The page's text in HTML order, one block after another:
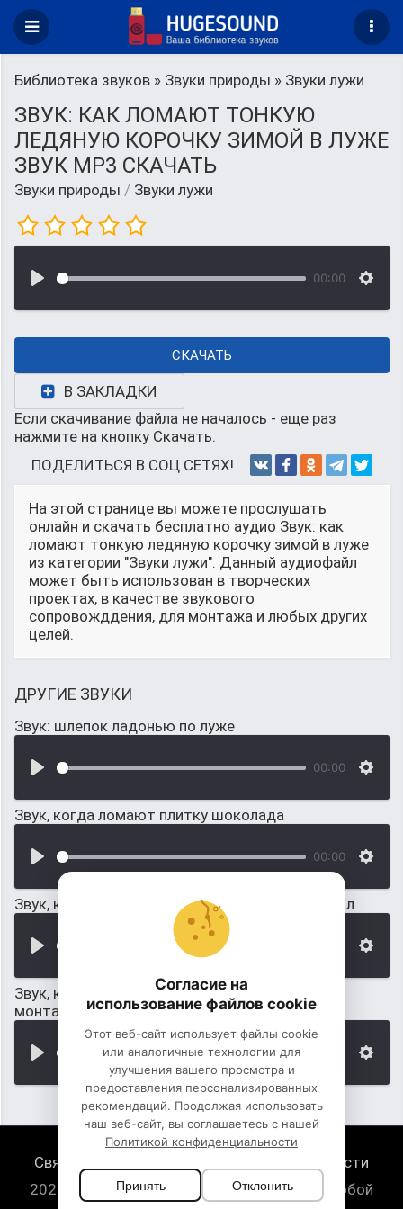
Библиотека звуков » Звуки природы » Звуки лужи
ЗВУК: КАК ЛОМАЮТ ТОНКУЮ
ЛЕДЯНУЮ КОРОЧКУ ЗИМОЙ В ЛУЖЕ
ЗВУК MP3 СКАЧАТЬ
Звуки природы / Звуки лужи
00:00
СКАЧАТЬ
В ЗАКЛАДКИ
Если скачивание файла не началось - еще раз
нажмите на кнопку Скачать.
ПОДЕЛИТЬСЯ В СОЦ СЕТЯХ!
На этой странице вы можете прослушать
онлайн и скачать бесплатно аудио Звук: как
ломают тонкую ледяную корочку зимой в луже
из категории "Звуки лужи". Данный аудиофайл
может быть использован в творческих
проектах, в качестве звукового
сопровожддения, для монтажа и любых других
целей.
ДРУГИЕ ЗВУКИ
Звук: шлепок ладонью по луже
00:00
Звук, когда ломают плитку шоколада
00:00
Звук, когда намеренно ломают деревянный пол
Звук, когда ломают плитку шоколада (для
монтажа)
Связь с нами
Политика конфиденциальности
2026 HugeSounds.com - скачать звуки на любой
Согласие на
использование файлов cookie
Этот веб-сайт использует файлы cookie
или аналогичные технологии для
улучшения вашего просмотра и
предоставления персонализированных
рекомендаций. Продолжая использовать
наш веб-сайт, вы соглашаетесь с нашей
Политикой конфиденциальности
Принять Отклонить